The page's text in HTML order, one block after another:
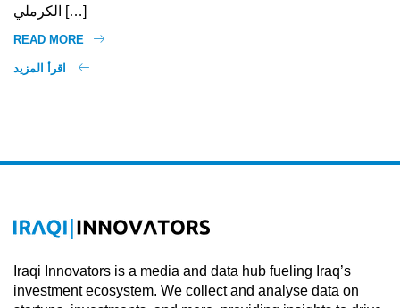
الكرملي […]
READ MORE
Iraqi Innovators is a media and data hub fueling Iraq’s
investment ecosystem. We collect and analyse data on